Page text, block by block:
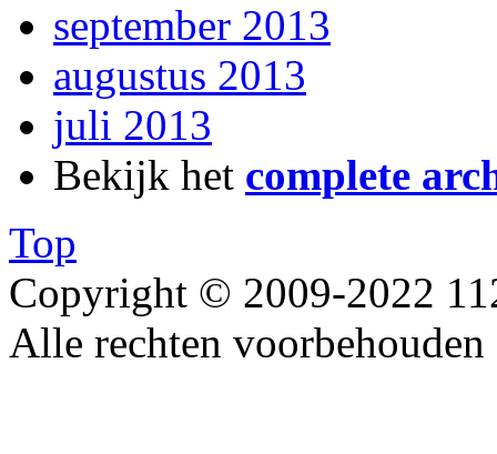
september 2013
augustus 2013
juli 2013
Bekijk het complete
Top
Copyright © 2009-2022
Alle rechten